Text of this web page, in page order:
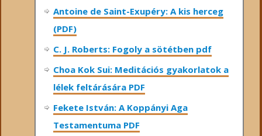
Antoine de Saint-Exupéry: A kis herceg
(PDF)
C. J. Roberts: Fogoly a sötétben pdf
Choa Kok Sui: Meditációs gyakorlatok a
lélek feltárására PDF
Fekete István: A Koppányi Aga
Testamentuma PDF